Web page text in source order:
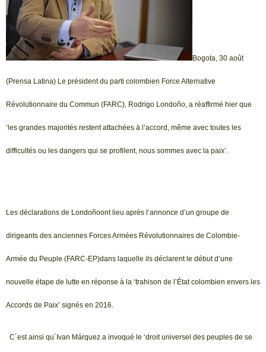
Bogota, 30 août
(Prensa Latina) Le président du parti colombien Force Alternative
Révolutionnaire du Commun (FARC), Rodrigo Londoño, a réaffirmé hier que
‘les grandes majorités restent attachées à l’accord, même avec toutes les
difficultés ou les dangers qui se profilent, nous sommes avec la paix’.
Les déclarations de Londoñoont lieu après l’annonce d’un groupe de
dirigeants des anciennes Forces Armées Révolutionnaires de Colombie-
Armée du Peuple (FARC-EP)dans laquelle ils déclarent le début d’une
nouvelle étape de lutte en réponse à la ‘trahison de l’État colombien envers les
Accords de Paix’ signés en 2016.
C´est ainsi qu´Ivan Márquez a invoqué le ‘droit universel des peuples de se